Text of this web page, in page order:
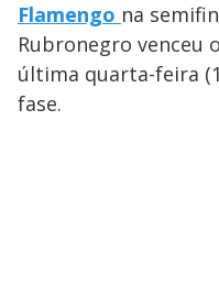
Flamengo na
Rubronegro venceu o
última quarta-feira
fase.